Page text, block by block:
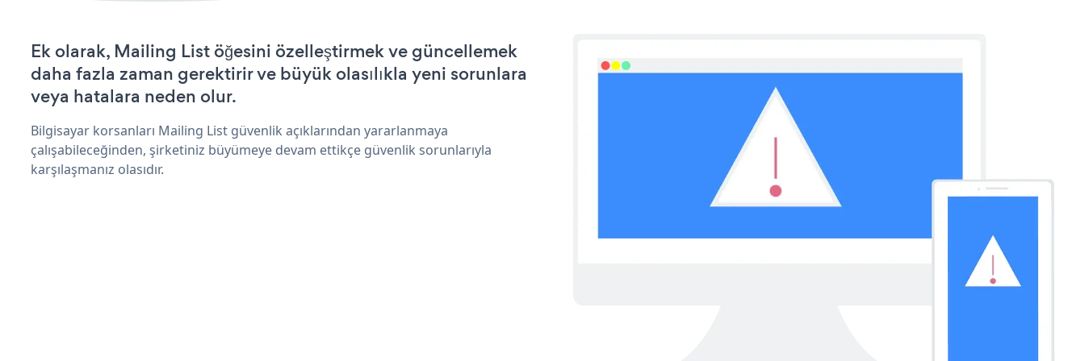
Ek olarak, Mailing List öğesini özelleştirmek ve güncellemek
daha fazla zaman gerektirir ve büyük olasılıkla yeni sorunlara
veya hatalara neden olur.
Bilgisayar korsanları Mailing List güvenlik açıklarından yararlanmaya
çalışabileceğinden, şirketiniz büyümeye devam ettikçe güvenlik sorunlarıyla
karşılaşmanız olasıdır.